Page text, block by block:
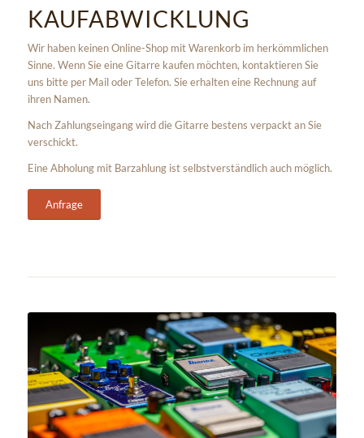
KAUFABWICKLUNG
Wir haben keinen Online-Shop mit Warenkorb im herkömmlichen
Sinne. Wenn Sie eine Gitarre kaufen möchten, kontaktieren Sie
uns bitte per Mail oder Telefon. Sie erhalten eine Rechnung auf
ihren Namen.
Nach Zahlungseingang wird die Gitarre bestens verpackt an Sie
verschickt.
Eine Abholung mit Barzahlung ist selbstverständlich auch möglich.
Anfrage
Zu den Pedalen!